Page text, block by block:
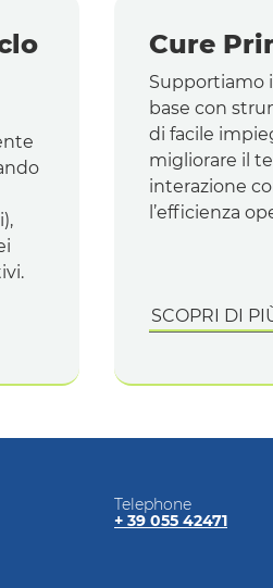
Cure
Supportiamo
base con
di facile
migliorare il
interazione
l’efficienza
SCOPRI DI
Telephone
+ 39 055 42471